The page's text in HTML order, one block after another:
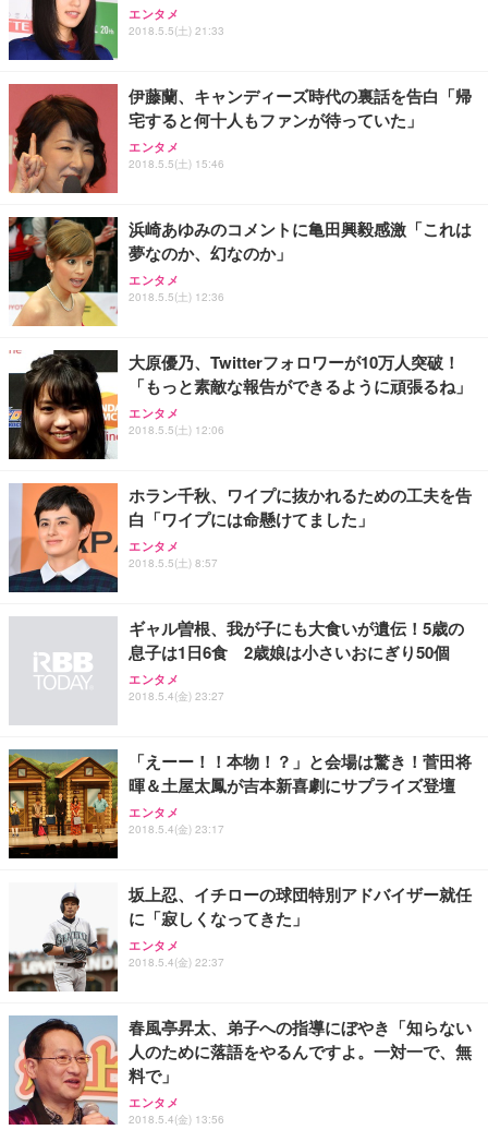
エンタメ
2018.5.5(土) 21:33
伊藤蘭、キャンディーズ時代の裏話を告白「帰
宅すると何十人もファンが待っていた」
エンタメ
2018.5.5(土) 15:46
浜崎あゆみのコメントに亀田興毅感激「これは
夢なのか、幻なのか」
エンタメ
2018.5.5(土) 12:36
大原優乃、Twitterフォロワーが10万人突破！
「もっと素敵な報告ができるように頑張るね」
エンタメ
2018.5.5(土) 12:06
ホラン千秋、ワイプに抜かれるための工夫を告
白「ワイプには命懸けてました」
エンタメ
2018.5.5(土) 8:57
ギャル曽根、我が子にも大食いが遺伝！5歳の
息子は1日6食 2歳娘は小さいおにぎり50個
エンタメ
2018.5.4(金) 23:27
「えーー！！本物！？」と会場は驚き！菅田将
暉＆土屋太鳳が吉本新喜劇にサプライズ登壇
エンタメ
2018.5.4(金) 23:17
坂上忍、イチローの球団特別アドバイザー就任
に「寂しくなってきた」
エンタメ
2018.5.4(金) 22:37
春風亭昇太、弟子への指導にぼやき「知らない
人のために落語をやるんですよ。一対一で、無
料で」
エンタメ
2018.5.4(金) 13:56